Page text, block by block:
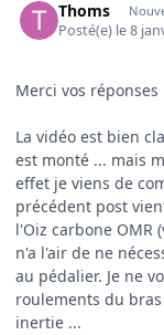
Thoms
Posté(e) le 8
Merci vos réponses
La vidéo est bien
est monté ... mais
effet je viens de
précédent post
l'Oiz carbone OMR
n'a l'air de ne
au pédalier. Je ne
roulements du
inertie ...